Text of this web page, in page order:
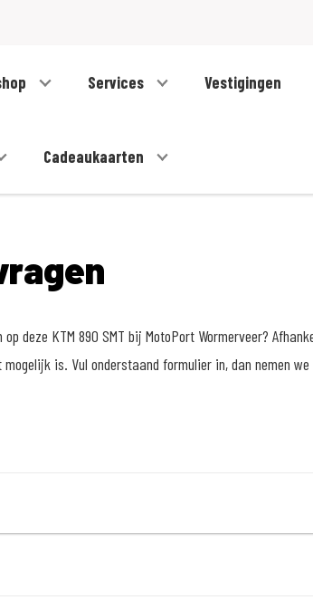
Services Vestigingen
Cadeaukaarten
deze KTM 890 SMT bij MotoPort Wormerveer?
is. Vul onderstaand formulier in, dan nemen